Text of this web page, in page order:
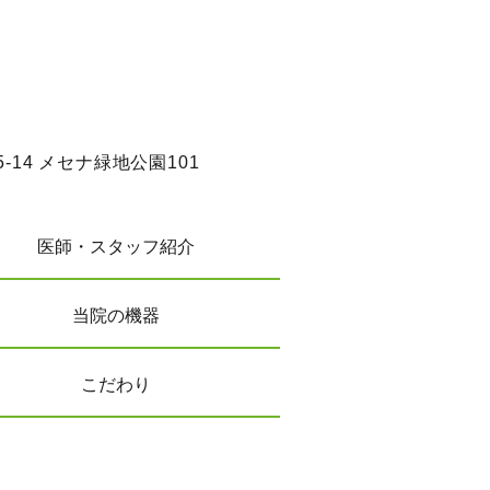
14 メセナ緑地公園101
医師・スタッフ紹介
当院の機器
こだわり